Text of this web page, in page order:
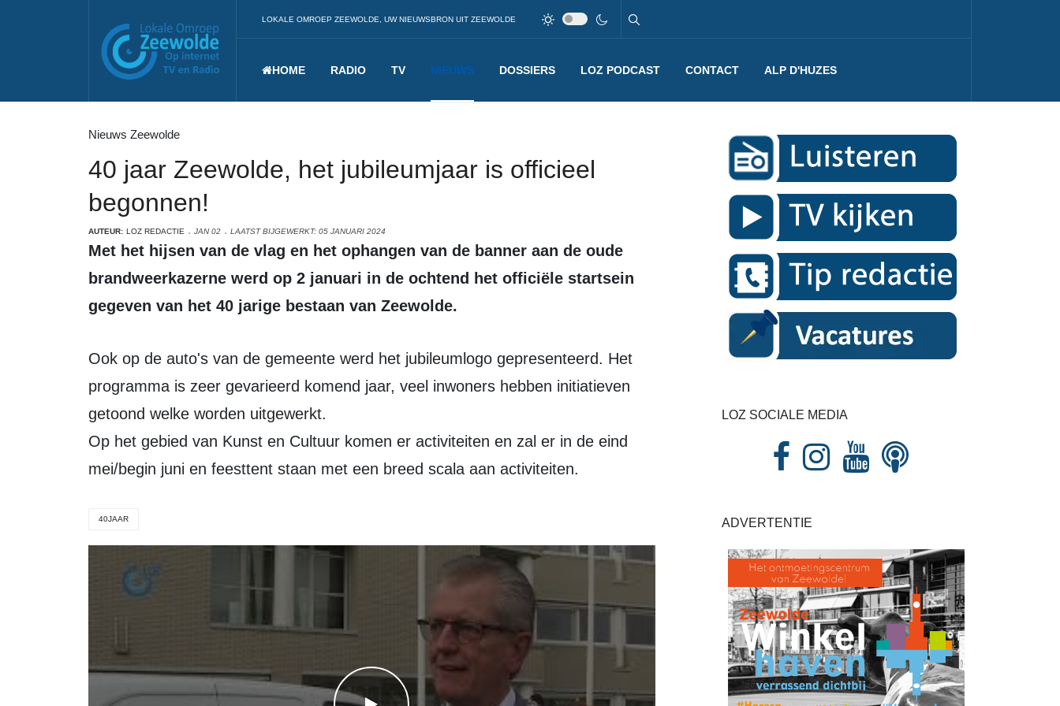
LOKALE OMROEP ZEEWOLDE, UW NIEUWSBRON UIT ZEEWOLDE
HOME RADIO TV NIEUWS DOSSIERS LOZ PODCAST CONTACT ALP D'HUZES
Nieuws Zeewolde
40 jaar Zeewolde, het jubileumjaar is officieel
begonnen!
AUTEUR: LOZ REDACTIE JAN 02 LAATST BIJGEWERKT: 05 JANUARI 2024
Met het hijsen van de vlag en het ophangen van de banner aan de oude
brandweerkazerne werd op 2 januari in de ochtend het officiële startsein
gegeven van het 40 jarige bestaan van Zeewolde.
Ook op de auto's van de gemeente werd het jubileumlogo gepresenteerd. Het
programma is zeer gevarieerd komend jaar, veel inwoners hebben initiatieven
getoond welke worden uitgewerkt.
Op het gebied van Kunst en Cultuur komen er activiteiten en zal er in de eind
mei/begin juni en feesttent staan met een breed scala aan activiteiten.
40JAAR
LOZ SOCIALE MEDIA
ADVERTENTIE